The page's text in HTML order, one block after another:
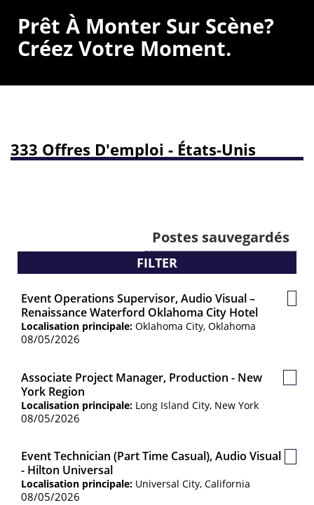
Prêt À Monter Sur Scène?
Créez Votre Moment.
333 Offres D'emploi - États-Unis
Postes sauvegardés
FILTER
Event Operations Supervisor, Audio Visual –
Renaissance Waterford Oklahoma City Hotel
Localisation principale: Oklahoma City, Oklahoma
08/05/2026
Associate Project Manager, Production - New
York Region
Localisation principale: Long Island City, New York
08/05/2026
Event Technician (Part Time Casual), Audio Visual
- Hilton Universal
Localisation principale: Universal City, California
08/05/2026